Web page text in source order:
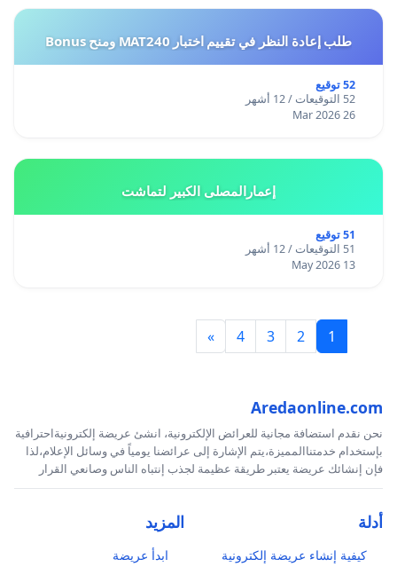
طلب إعادة النظر في تقييم اختبار MAT240 ومنح Bonus
52 توقيع
52 التوقيعات / 12 أشهر
26 Mar 2026
إعمارالمصلى الكبير لتماشت
51 توقيع
51 التوقيعات / 12 أشهر
13 May 2026
1
2
3
4
»
Aredaonline.com
نحن نقدم استضافة مجانية للعرائض الإلكترونية، انشئ عريضة إلكترونيةاحترافية
بإستخدام خدمتناالمميزة،يتم الإشارة إلى عرائضنا يومياً في وسائل الإعلام،لذا
فإن إنشائك عريضة يعتبر طريقة عظيمة لجذب إنتباه الناس وصانعي القرار
أدلة
كيفية إنشاء عريضة إلكترونية
المزيد
ابدأ عريضة